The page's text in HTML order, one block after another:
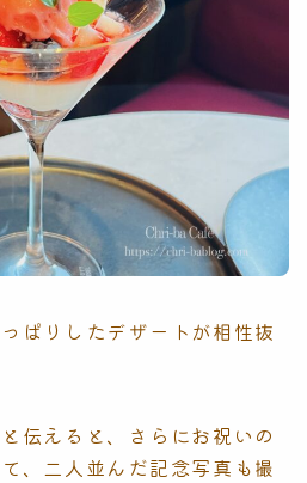
ぱりしたデザートが相性抜
伝えると、さらにお祝いの
、二人並んだ記念写真も撮